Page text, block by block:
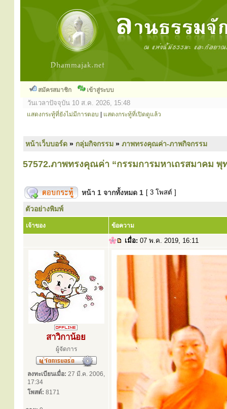
สมัครสมาชิก เข้าสู่ระบบ
วันเวลาปัจจุบัน 10 ส.ค. 2026, 15:48
แสดงกระทู้ที่ยังไม่มีการตอบ แสดงกระทู้ที่เปิดดูแล้ว
หน้าเว็บบอร์ด » กลุ่มกิจกรรม » ภาพทรงคุณค่า-ภาพกิจกรรม
57572.ภาพทรงคุณค่า “กรรมการมหาเถรสมาคม
หน้า 1 จากทั้งหมด 1 [ 3 โพสต์ ]
ตัวอย่างพิมพ์
เจ้าของ ข้อความ
เมื่อ: 07 พ.ค. 2019, 16:11
สาวิกาน้อย
ผู้จัดการ
ลงทะเบียนเมื่อ: 27 มี.ค. 2006,
17:34
โพสต์: 8171